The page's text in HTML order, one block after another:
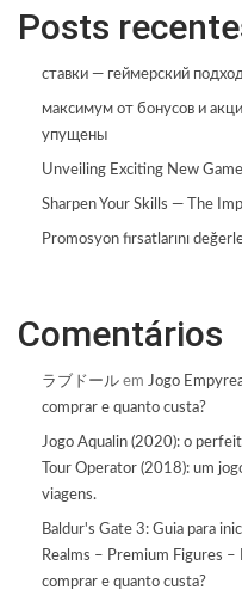
Posts
ставки — геймерский
максимум от бонусов и
упущены
Unveiling Exciting New
Sharpen Your Skills — The
Promosyon fırsatlarını
Comentários
ラブドール em Jogo
comprar e quanto custa?
Jogo Aqualin (2020): o
Tour Operator (2018): um
viagens.
Baldur's Gate 3: Guia para
Realms – Premium Figures –
comprar e quanto custa?